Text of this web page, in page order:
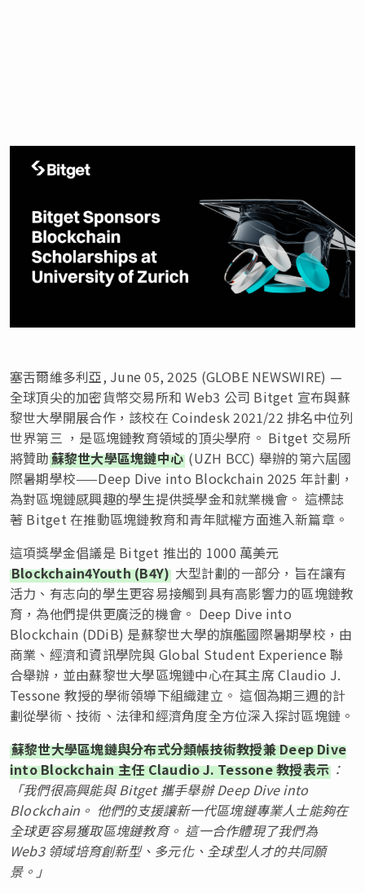
塞舌爾維多利亞, June 05, 2025 (GLOBE NEWSWIRE) —
全球頂尖的加密貨幣交易所和 Web3 公司 Bitget 宣布與蘇
黎世大學開展合作，該校在 Coindesk 2021/22 排名中位列
世界第三 ，是區塊鏈教育領域的頂尖學府。 Bitget 交易所
將贊助蘇黎世大學區塊鏈中心 (UZH BCC) 舉辦的第六屆國
際暑期學校——Deep Dive into Blockchain 2025 年計劃，
為對區塊鏈感興趣的學生提供獎學金和就業機會。 這標誌
著 Bitget 在推動區塊鏈教育和青年賦權方面進入新篇章。
這項獎學金倡議是 Bitget 推出的 1000 萬美元
Blockchain4Youth (B4Y) 大型計劃的一部分，旨在讓有
活力、有志向的學生更容易接觸到具有高影響力的區塊鏈教
育，為他們提供更廣泛的機會。 Deep Dive into
Blockchain (DDiB) 是蘇黎世大學的旗艦國際暑期學校，由
商業、經濟和資訊學院與 Global Student Experience 聯
合舉辦，並由蘇黎世大學區塊鏈中心在其主席 Claudio J.
Tessone 教授的學術領導下組織建立。 這個為期三週的計
劃從學術、技術、法律和經濟角度全方位深入探討區塊鏈。
蘇黎世大學區塊鏈與分布式分類帳技術教授兼 Deep Dive
into Blockchain 主任 Claudio J. Tessone 教授表示 ：
「我們很高興能與 Bitget 攜手舉辦 Deep Dive into
Blockchain。 他們的支援讓新一代區塊鏈專業人士能夠在
全球更容易獲取區塊鏈教育。 這一合作體現了我們為
Web3 領域培育創新型、多元化、全球型人才的共同願
景。」